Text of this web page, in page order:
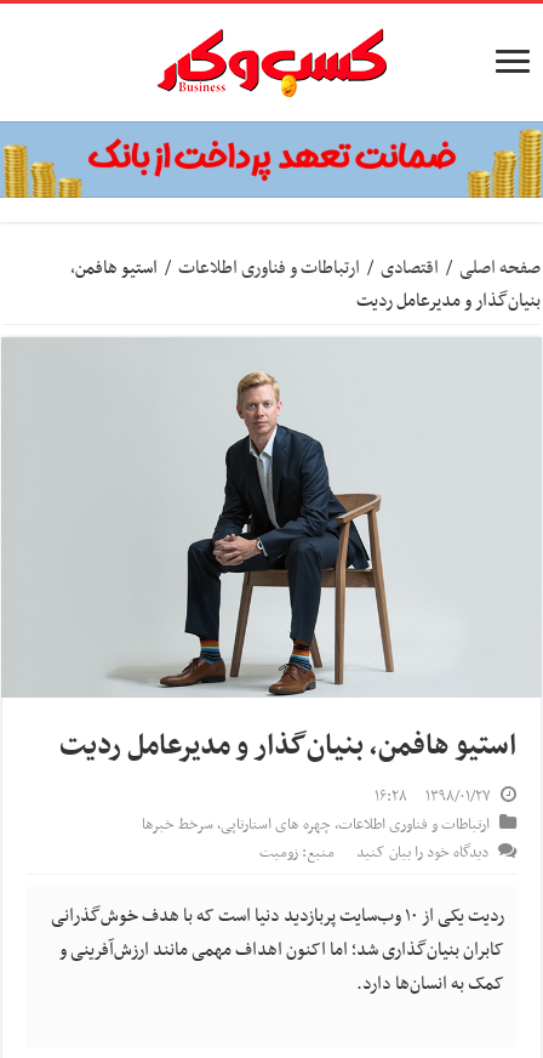
صفحه اصلی / اقتصادی / ارتباطات و فناوری اطلاعات / استیو هافمن،
بنیان‌گذار و مدیرعامل ردیت
استیو هافمن، بنیان‌گذار و مدیرعامل ردیت
۱۳۹۸/۰۱/۲۷
۱۶:۲۸
ارتباطات و فناوری اطلاعات, چهره های استارتاپی,سرخط خبرها
دیدگاه خود را بیان کنید
منبع: زومیت
ردیت یکی از ۱۰ وب‌سایت پربازدید دنیا است که با هدف خوش‌گذرانی
کابران بنیان‌گذاری شد؛ اما اکنون اهداف مهمی مانند ارزش‌آفرینی و
کمک به انسان‌ها دارد.